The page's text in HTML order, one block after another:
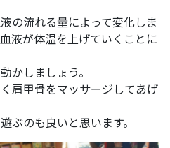
の流れる量によって変化しま
液が体温を上げていくことに
かしましょう。
肩甲骨をマッサージしてあげ
ぶのも良いと思います。